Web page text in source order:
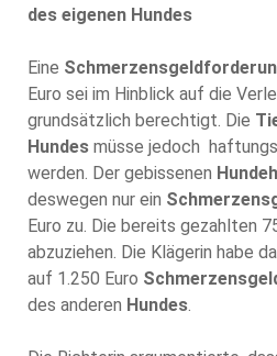
des eigenen Hundes
Eine
Euro sei im Hinblick auf die
grundsätzlich berechtigt. Die
Hundes müsse jedoch
werden. Der gebissenen
deswegen nur ein
Euro zu. Die bereits gezahlten
abzuziehen. Die Klägerin habe
auf 1.250 Euro
des anderen Hundes